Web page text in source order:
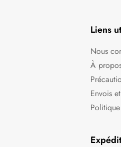
Liens
Nous
À
Envois